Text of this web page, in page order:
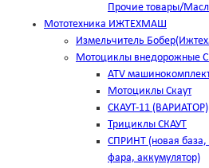
Прочие товары/
Мототехника ИЖТЕХМАШ
Измельчитель
Мотоциклы внедорожные
ATV
Мотоциклы Скаут
СКАУТ-11 (ВАРИАТОР)
Трициклы СКАУТ
СПРИНТ (новая база,
фара, аккумулятор)